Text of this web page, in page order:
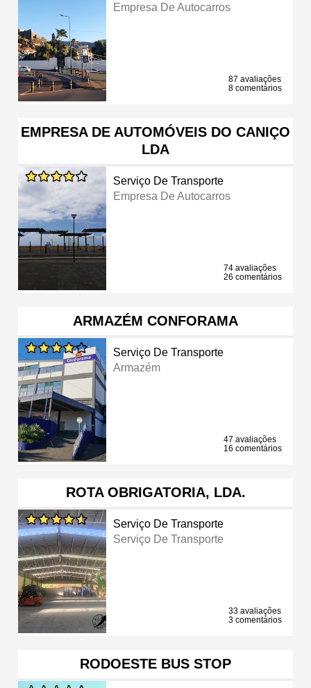
Empresa De Autocarros
87 avaliações
8 comentários
EMPRESA DE AUTOMÓVEIS DO CANIÇO
LDA
Serviço De Transporte
Empresa De Autocarros
74 avaliações
26 comentários
ARMAZÉM CONFORAMA
Serviço De Transporte
Armazém
47 avaliações
16 comentários
ROTA OBRIGATORIA, LDA.
Serviço De Transporte
Serviço De Transporte
33 avaliações
3 comentários
RODOESTE BUS STOP